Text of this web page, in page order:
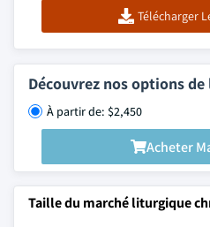
Télécharger
Découvrez nos options de
À partir de: $2,450
Acheter
Taille du marché liturgique